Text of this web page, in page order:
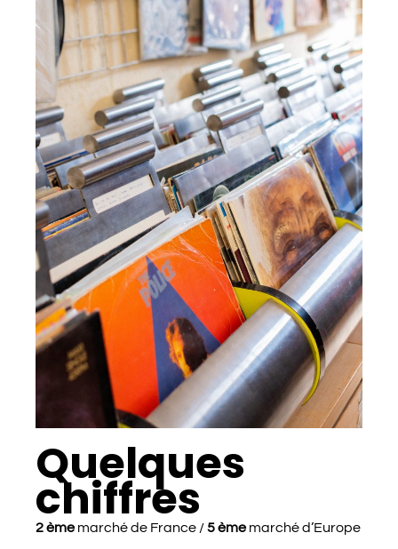
Quelques
chiffres
2 èmemarché de France /5 èmemarché d’Europe